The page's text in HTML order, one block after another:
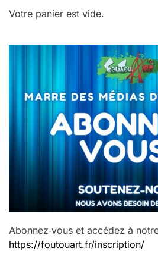
Votre panier est vide.
Abonnez‑vous et accédez à
https://foutouart.fr/inscription/